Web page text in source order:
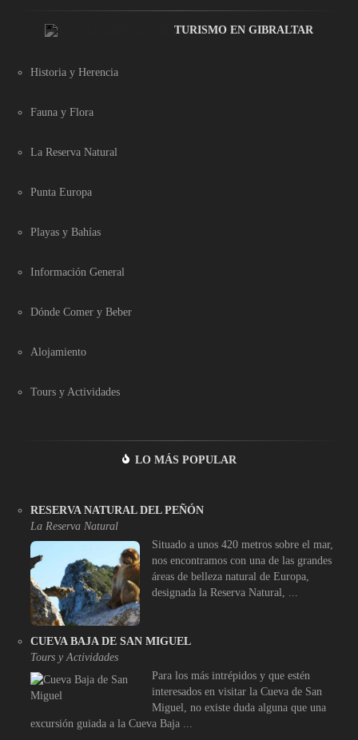
TURISMO EN GIBRALTAR
Historia y Herencia
Fauna y Flora
La Reserva Natural
Punta Europa
Playas y Bahías
Información General
Dónde Comer y Beber
Alojamiento
Tours y Actividades
LO MÁS POPULAR
RESERVA NATURAL DEL PEÑÓN
La Reserva Natural
Situado a unos 420 metros sobre el mar,
nos encontramos con una de las grandes
áreas de belleza natural de Europa,
designada la Reserva Natural, ...
CUEVA BAJA DE SAN MIGUEL
Tours y Actividades
Para los más intrépidos y que estén
interesados en visitar la Cueva de San
Miguel, no existe duda alguna que una
excursión guiada a la Cueva Baja ...